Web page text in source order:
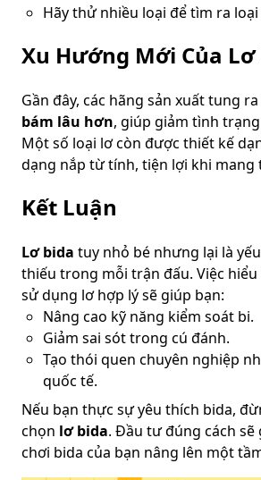
Hãy thử nhiều loại để tìm ra
Xu Hướng Mới Của Lơ
Gần đây, các hãng sản xuất tung ra
bám lâu hơn, giúp giảm tình
Một số loại lơ còn được thiết kế
dạng nắp từ tính, tiện lợi khi mang
Kết Luận
Lơ bida tuy nhỏ bé nhưng lại là
thiếu trong mỗi trận đấu. Việc
sử dụng lơ hợp lý sẽ giúp bạn:
Nâng cao kỹ năng kiểm soát bi.
Giảm sai sót trong cú đánh.
Tạo thói quen chuyên nghiệp
quốc tế.
Nếu bạn thực sự yêu thích bida,
chọn lơ bida. Đầu tư đúng cách
chơi bida của bạn nâng lên một